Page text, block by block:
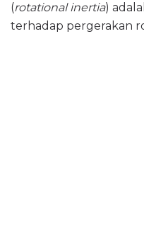
(rotational inertia)
terhadap pergerakan